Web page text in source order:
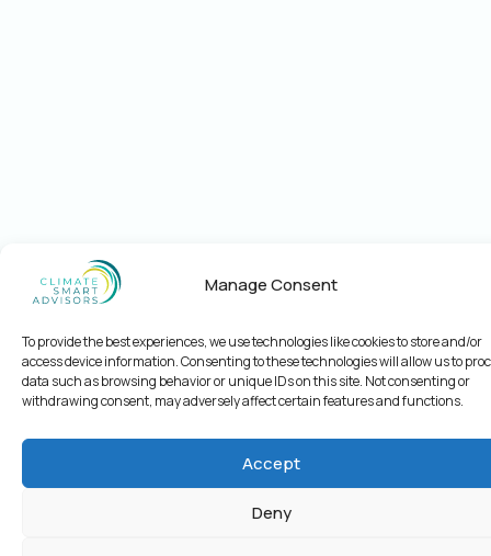
Manage Consent
To provide the best experiences, we use technologies like cookies to store and/or
access device information. Consenting to these technologies will allow us to
data such as browsing behavior or unique IDs on this site. Not consenting or
withdrawing consent, may adversely affect certain features and functions.
Accept
Deny